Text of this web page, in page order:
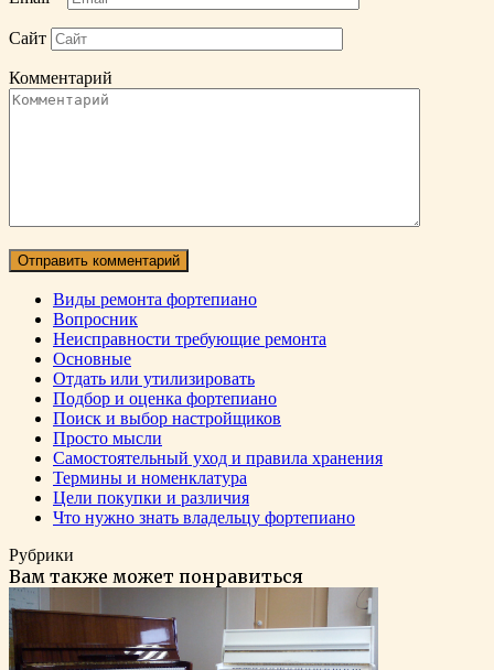
Сайт
Комментарий
Виды ремонта фортепиано
Вопросник
Неисправности требующие ремонта
Основные
Отдать или утилизировать
Подбор и оценка фортепиано
Поиск и выбор настройщиков
Просто мысли
Самостоятельный уход и правила хранения
Термины и номенклатура
Цели покупки и различия
Что нужно знать владельцу фортепиано
Рубрики
Вам также может понравиться